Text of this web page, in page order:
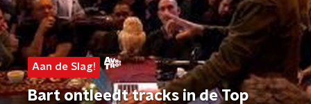
Aan de Slag!
Bart ontleedt tracks in de Top